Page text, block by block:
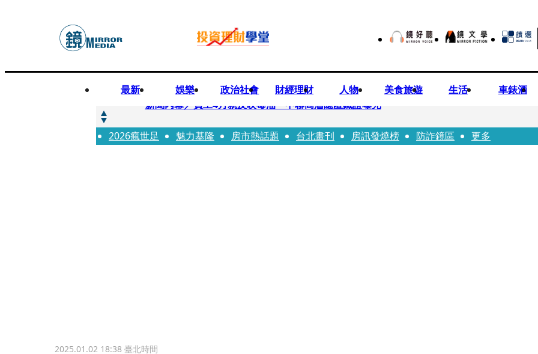
最新 娛樂 政治社會 財經理財 人物 美食旅遊 生活 車錶酒
快訊
新聞內幕／員工4月就反映毒油 中聯高層隱匿鐵證曝光
快訊
最年輕原民校長光環蒙塵 高市議員范織欽涉貪交保
2026瘋世足 魅力基隆 房市熱話題 台北畫刊 房訊發燒榜 防詐鏡區 更多
2025.01.02 18:38臺北時間